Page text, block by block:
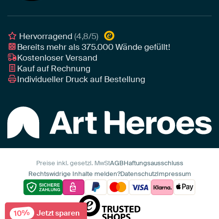
Art Heroes App
Hervorragend(4,8/5)
Bereits mehr als375.000Wände gefüllt!
Kostenloser Versand
Kauf auf Rechnung
Individueller Druck auf Bestellung
Preise inkl. gesetzl. MwStAGBHaftungsausschluss
Rechtswidrige Inhalte melden?DatenschutzImpressum
10% Jetzt sparen